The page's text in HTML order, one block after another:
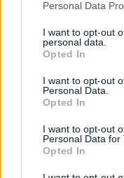
Personal Data
I want to opt-out
personal data.
Opted In
I want to opt-out
Personal Data.
Opted In
I want to opt-out
Personal Data for
Opted In
Τεχνολογία
Ελληνική
παγκοσμίως:
το Global
30.06.26
Επιλέχθηκε ανάμεσα